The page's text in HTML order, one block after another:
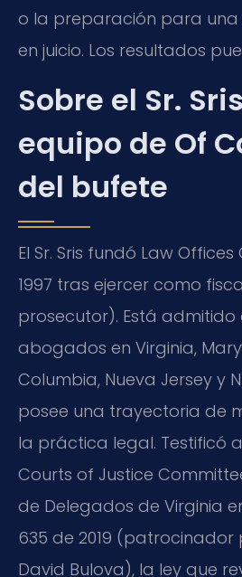
o la preparación para una
en juicio. Los resultados
Sobre el Sr.
equipo de Of
del bufete
El Sr. Sris fundó Law Offices
1997 tras ejercer como
prosecutor). Está admitido
abogados en Virginia,
Columbia, Nueva Jersey y
posee una trayectoria de
la práctica legal. Testificó
Courts of Justice
de Delegados de Virginia
635 de 2019 (patrocinador
David Bulova), la ley que